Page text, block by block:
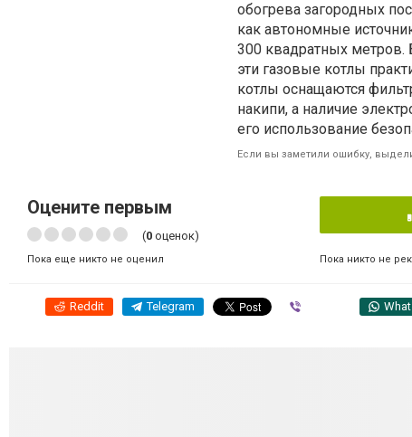
обогрева загородных
как автономные
300 квадратных метров.
эти газовые котлы
котлы оснащаются
накипи, а наличие
его использование
Если вы заметили ошибку,
Оцените первым
(0 оценок)
Пока еще никто не оценил Пока никто не
Reddit Telegram